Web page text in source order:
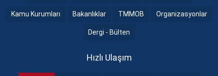
Kamu Kurumları Bakanlıklar TMMOB Organizasyonlar
Dergi - Bülten
Hızlı Ulaşım